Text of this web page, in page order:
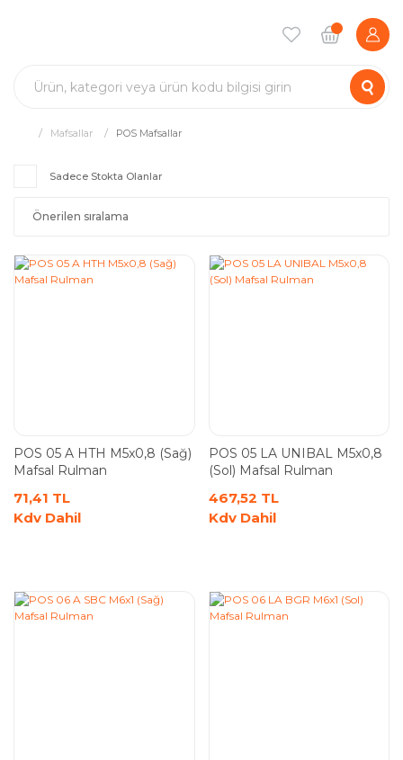
Mafsallar POS Mafsallar
Sadece Stokta Olanlar
POS 05 A HTH M5x0,8 (Sağ)
Mafsal Rulman
71,41 TL
Kdv Dahil
POS 05 LA UNIBAL M5x0,8
(Sol) Mafsal Rulman
467,52 TL
Kdv Dahil